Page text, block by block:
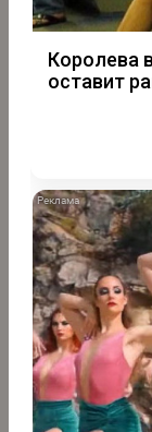
Королева
оставит